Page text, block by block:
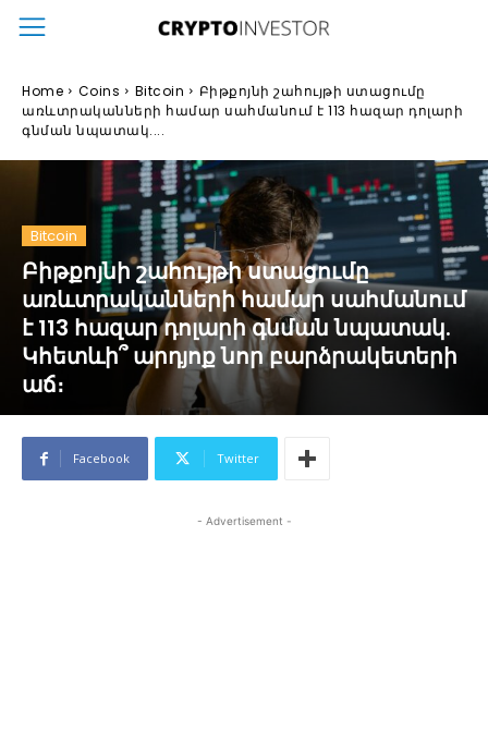
Home Coins Bitcoin
Բիթքոյնի շահույթի ստացումը
առևտրականների համար սահմանում է 113 հազար դոլարի
գնման նպատակ....
Bitcoin
Բիթքոյնի շահույթի ստացումը
առևտրականների համար սահմանում
է 113 հազար դոլարի գնման նպատակ.
Կհետևի՞ արդյոք նոր բարձրակետերի
աճ։
Facebook Twitter
- Advertisement -